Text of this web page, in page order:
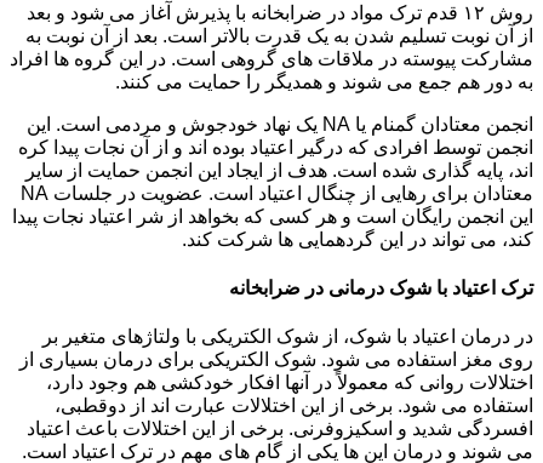
روش ۱۲ قدم ترک مواد در ضرابخانه با پذیرش آغاز می شود و بعد
از آن نوبت تسلیم شدن به یک قدرت بالاتر است. بعد از آن نوبت به
مشارکت پیوسته در ملاقات های گروهی است. در این گروه ها افراد
به دور هم جمع می شوند و همدیگر را حمایت می کنند.
انجمن معتادان گمنام یا NA یک نهاد خودجوش و مردمی است. این
انجمن توسط افرادی که درگیر اعتیاد بوده اند و از آن نجات پیدا کره
اند، پایه گذاری شده است. هدف از ایجاد این انجمن حمایت از سایر
معتادان برای رهایی از چنگال اعتیاد است. عضویت در جلسات NA
این انجمن رایگان است و هر کسی که بخواهد از شر اعتیاد نجات پیدا
کند، می تواند در این گردهمایی ها شرکت کند.
ترک اعتیاد با شوک درمانی در ضرابخانه
در درمان اعتیاد با شوک، از شوک الکتریکی با ولتاژهای متغیر بر
روی مغز استفاده می شود. شوک الکتریکی برای درمان بسیاری از
اختلالات روانی که معمولاً در آنها افکار خودکشی هم وجود دارد،
استفاده می شود. برخی از این اختلالات عبارت اند از دوقطبی،
افسردگی شدید و اسکیزوفرنی. برخی از این اختلالات باعث اعتیاد
می شوند و درمان این ها یکی از گام های مهم در ترک اعتیاد است.